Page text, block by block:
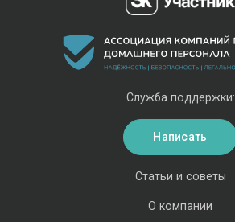
Статьи и советы
О компании
Служба поддержки:
Написать